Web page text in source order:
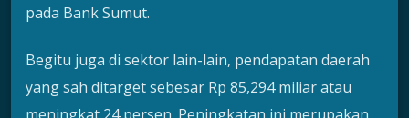
pada Bank Sumut.
Begitu juga di sektor lain-lain, pendapatan daerah
yang sah ditarget sebesar Rp 85,294 miliar atau